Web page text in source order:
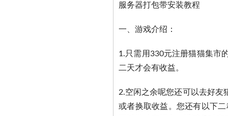
服务器打包带安装教程
一、游戏介绍：
1.只需用330元注册猫猫集市
二天才会有收益。
2.空闲之余呢您还可以去好友
或者换取收益。您还有以下